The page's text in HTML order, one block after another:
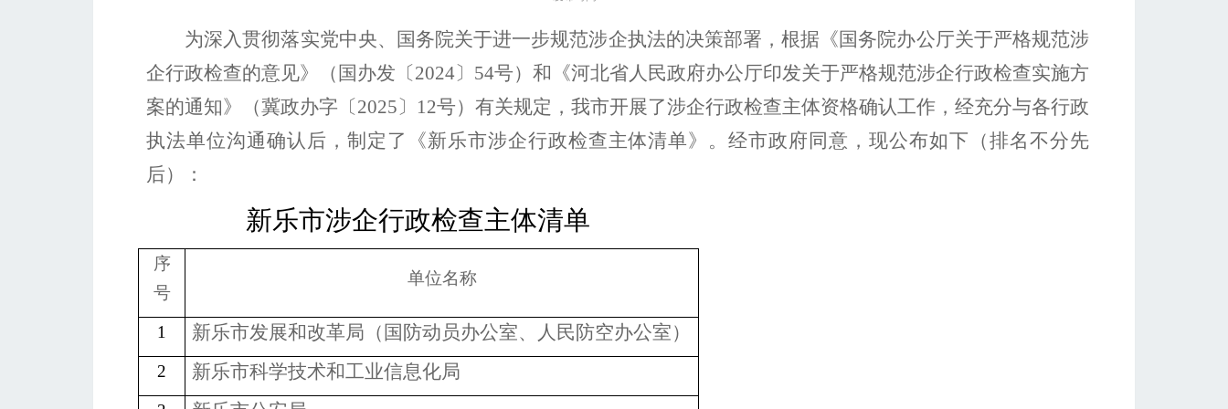
为深入贯彻落实党中央、国务院关于进一步规范涉企执法的决策部署，根据《国务院办公厅关于严格规范涉
企行政检查的意见》（国办发〔2024〕 54号）和《河北省人民政府办公厅印发关于严格规范涉企行政检查实施方
案的通知》（冀政办字〔2025〕 12号）有关规定，我市开展了涉企行政检查主体资格确认工作，经充分与各行政
执法单位沟通确认后，制定了《新乐市涉企行政检查主体清单》。经市政府同意，现公布如下（排名不分先
后）：
新乐市涉企行政检查主体清单
序
号
单位名称
1 新乐市发展和改革局（国防动员办公室、人民防空办公室）
2 新乐市科学技术和工业信息化局